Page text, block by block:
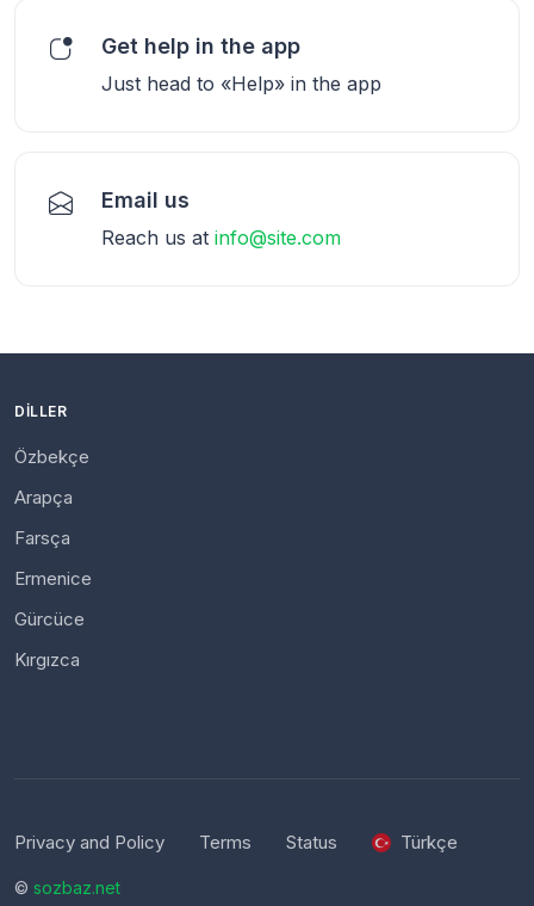
Get help in the app
Just head to «Help» in the app
Email us
Reach us at info@site.com
DILLER
Özbekçe
Arapça
Farsça
Ermenice
Gürcüce
Kırgızca
Privacy and Policy Terms Status Türkçe
© sozbaz.net